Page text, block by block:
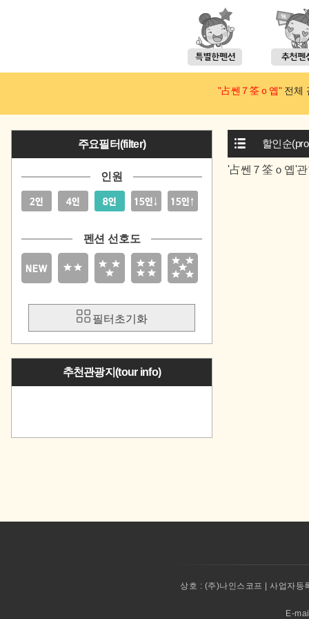
"占쎈７筌ｏ옙"전체
주요필터(filter)
인원
펜션 선호도
필터초기화
추천관광지(tour info)
할인순
'占쎈７筌ｏ옙'
상호 : (주)나인스코프 | 사업자
E-